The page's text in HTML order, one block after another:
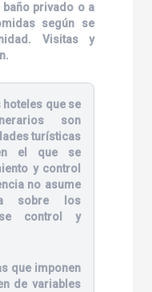
privado o a
según se
Visitas y
hoteles que se
son
turísticas
el que se
y control
no asume
sobre los
control y
que imponen
de variables